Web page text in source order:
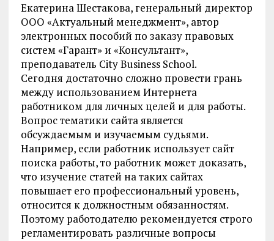
Екатерина Шестакова, генеральный директор
ООО «Актуальный менеджмент», автор
электронных пособий по заказу правовых
систем «Гарант» и «Консультант»,
преподаватель City Business School.
Сегодня достаточно сложно провести грань
между использованием Интернета
работником для личных целей и для работы.
Вопрос тематики сайта является
обсуждаемым и изучаемым судьями.
Например, если работник использует сайт
поиска работы, то работник может доказать,
что изучение статей на таких сайтах
повышает его профессиональный уровень,
относится к должностным обязанностям.
Поэтому работодателю рекомендуется строго
регламентировать различные вопросы